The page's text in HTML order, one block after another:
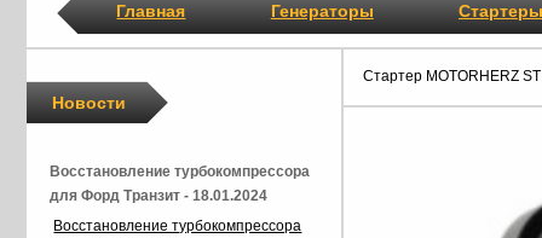
Главная Генераторы Стартеры
Стартер MOTORHERZ
Новости
Восстановление турбокомпрессора
для Форд Транзит - 18.01.2024
Восстановление турбокомпрессора